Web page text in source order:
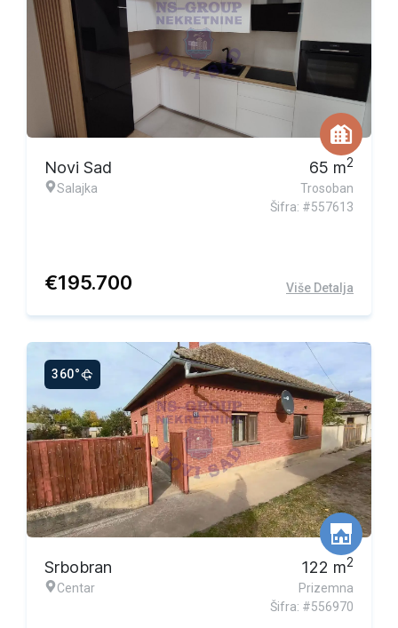
Novi Sad
Salajka
65 m2
Trosoban
Šifra: #557613
€195.700 Više Detalja
360°
Ekskluzivna ponuda
Srbobran
Centar
122 m2
Prizemna
Šifra: #556970